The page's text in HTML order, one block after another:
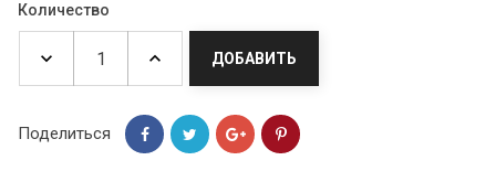
Количество
ДОБАВИТЬ
Поделиться